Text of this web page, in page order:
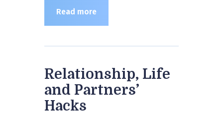
Read more
Relationship, Life
and Partners’
Hacks